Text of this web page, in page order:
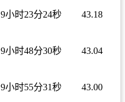
9小时23分24秒 43.18
9小时48分30秒 43.04
9小时55分31秒 43.00